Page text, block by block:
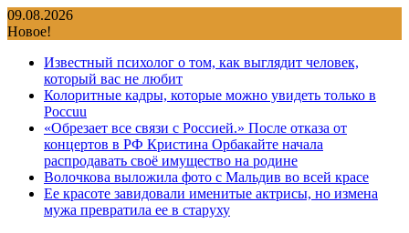
Перейти
к
09.08.2026
Новое!
Известный психолог о том, как выглядит человек,
который вас не любит
Колоритные кадры, которые можно увидеть только в
Россuu
«Обрезает все связи с Россией.» После отказа от
концертов в РФ Кристина Орбакайте начала
распродавать своё имущество на родине
Волочкова выложила фото с Мальдив во всей красе
Ее красоте завидовали именитые актрисы, но измена
мужа превратила ее в старуху